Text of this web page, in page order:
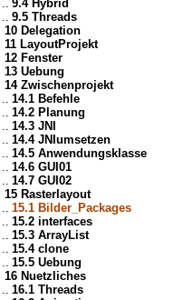
.. 9.4 Hybrid
.. 9.5 Threads
10 Delegation
11 LayoutProjekt
12 Fenster
13 Uebung
14 Zwischenprojekt
.. 14.1 Befehle
.. 14.2 Planung
.. 14.3 JNI
.. 14.4 JNIumsetzen
.. 14.5 Anwendungsklasse
.. 14.6 GUI01
.. 14.7 GUI02
15 Rasterlayout
.. 15.1 Bilder_Packages
.. 15.2 interfaces
.. 15.3 ArrayList
.. 15.4 clone
.. 15.5 Uebung
16 Nuetzliches
.. 16.1 Threads